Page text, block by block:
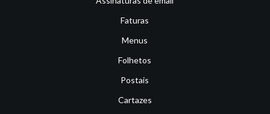
Faturas
Menus
Folhetos
Postais
Cartazes